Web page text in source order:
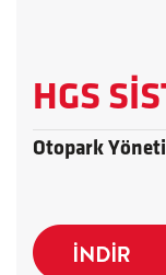
HGS
Otopark